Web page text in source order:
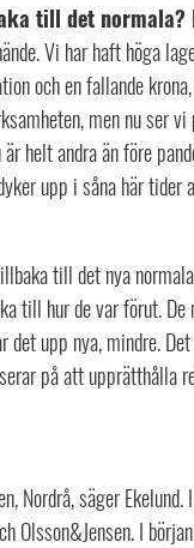
till det normala?
Vi har haft höga
och en fallande
men nu
helt andra än före
upp i såna här
till det nya
till hur de var förut.
upp nya, mindre.
på att upprätthålla
Nordrå, säger
Olsson&Jensen. I